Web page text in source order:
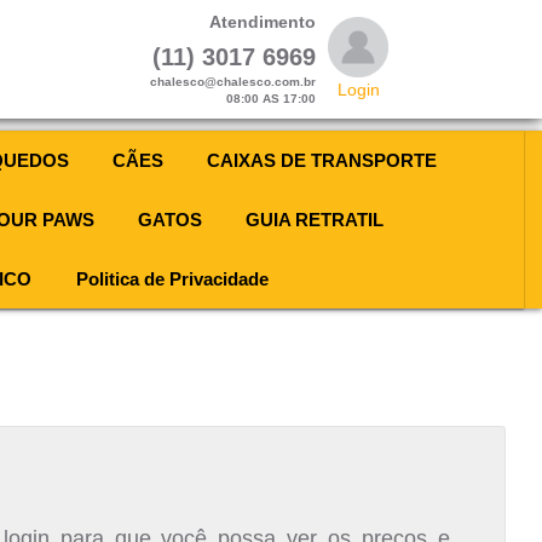
Atendimento
(11) 3017 6969
chalesco@chalesco.com.br
08:00 AS 17:00
Login
CÃES CAIXAS DE TRANSPORTE
PAWS GATOS GUIA RETRATIL
Politica de Privacidade